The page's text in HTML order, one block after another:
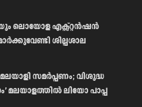
ലൊയോള എക്സ്റ്റൻഷൻ
ശില്പശാല
സമർപ്പണം; വിശുദ്ധ
മലയാളത്തിൽ ലിയോ പാപ്പ